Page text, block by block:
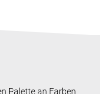
Palette an Farben